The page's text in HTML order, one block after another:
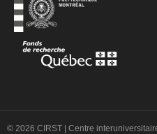
© 2026 CIRST | Centre